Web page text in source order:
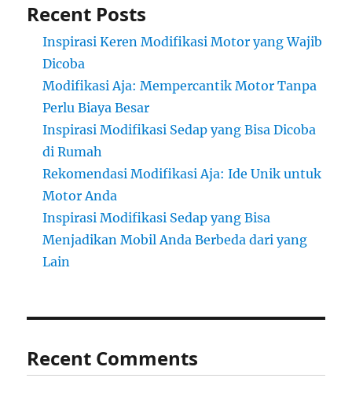
Recent Posts
Inspirasi Keren Modifikasi Motor yang Wajib
Dicoba
Modifikasi Aja: Mempercantik Motor Tanpa
Perlu Biaya Besar
Inspirasi Modifikasi Sedap yang Bisa Dicoba
di Rumah
Rekomendasi Modifikasi Aja: Ide Unik untuk
Motor Anda
Inspirasi Modifikasi Sedap yang Bisa
Menjadikan Mobil Anda Berbeda dari yang
Lain
Recent Comments